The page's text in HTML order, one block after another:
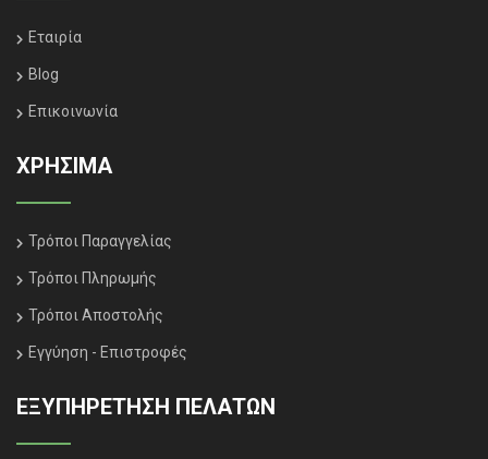
Εταιρία
Blog
Επικοινωνία
ΧΡΗΣΙΜΑ
Τρόποι Παραγγελίας
Τρόποι Πληρωμής
Τρόποι Αποστολής
Εγγύηση - Επιστροφές
ΕΞΥΠΗΡΈΤΗΣΗ ΠΕΛΑΤΏΝ